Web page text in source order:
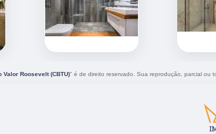
Valor Roosevelt (CBTU)" é de direito reservado. Sua reprodução, parcial ou